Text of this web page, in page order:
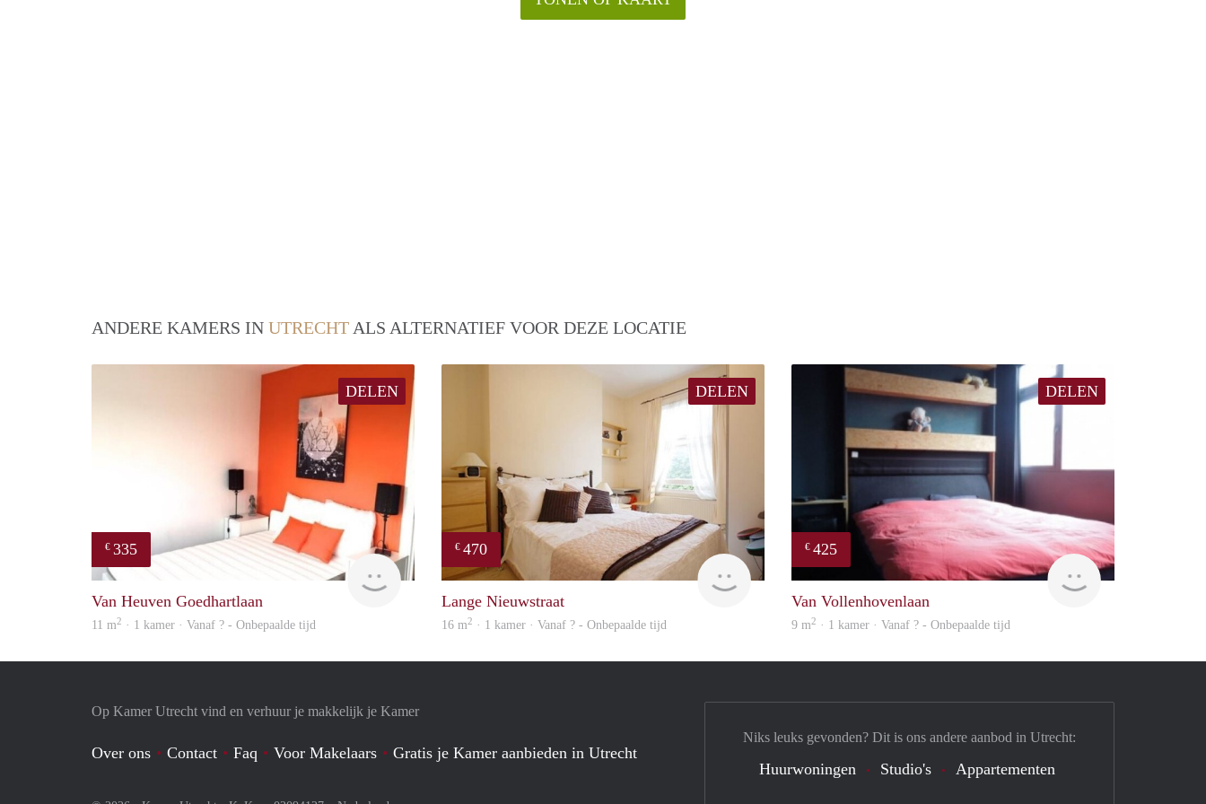
ANDERE KAMERS IN UTRECHT ALS ALTERNATIEF VOOR DEZE LOCATIE
DELEN
€ 335
finder
Van Heuven Goedhartlaan
11 m2 · 1 kamer · Vanaf ? - Onbepaalde tijd
DELEN
€ 470
Woning
Lange Nieuwstraat
16 m2 · 1 kamer · Vanaf ? - Onbepaalde tijd
DELEN
€ 425
finder
Van Vollenhovenlaan
9 m2 · 1 kamer · Vanaf ? - Onbepaalde tijd
Op Kamer Utrecht vind en verhuur je makkelijk je Kamer
Over ons Contact Faq Voor Makelaars Gratis je Kamer aanbieden in Utrecht
Niks leuks gevonden? Dit is ons andere aanbod in Utrecht:
Huurwoningen Studio's Appartementen